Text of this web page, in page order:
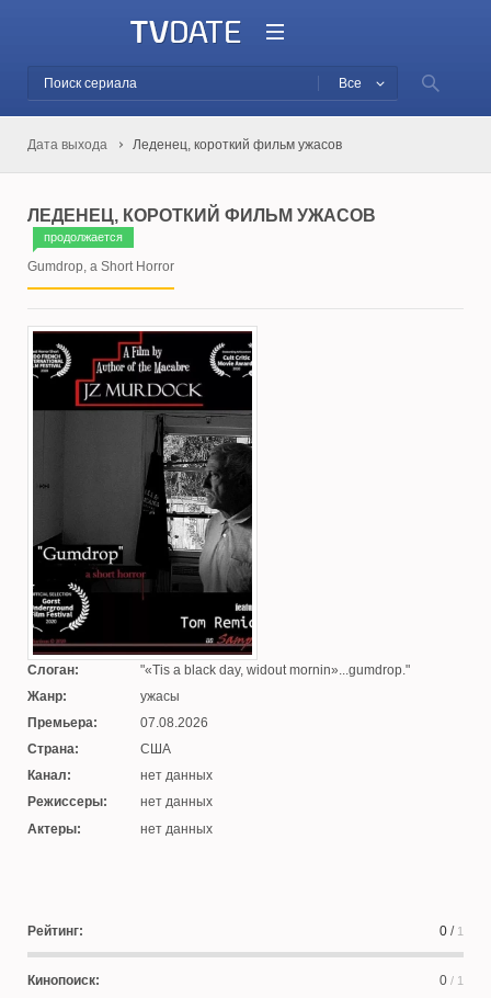
Все
Дата выхода Леденец, короткий фильм ужасов
ЛЕДЕНЕЦ, КОРОТКИЙ ФИЛЬМ УЖАСОВ
продолжается
Gumdrop, a Short Horror
Слоган:
«Tis a black day, widout mornin»...gumdrop.
Жанр:
ужасы
Премьера:
07.08.2026
Страна:
США
Канал:
нет данных
Режиссеры:
нет данных
Актеры:
нет данных
Рейтинг: 0 / 1
Кинопоиск: 0 / 1